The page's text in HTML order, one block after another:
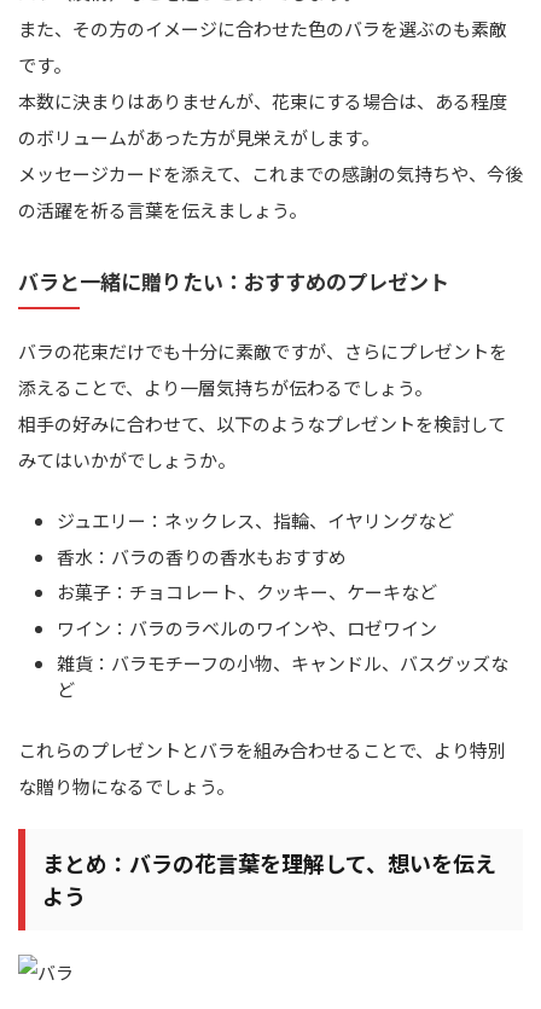
また、その方のイメージに合わせた色のバラを選ぶのも素敵
です。
本数に決まりはありませんが、花束にする場合は、ある程度
のボリュームがあった方が見栄えがします。
メッセージカードを添えて、これまでの感謝の気持ちや、今後
の活躍を祈る言葉を伝えましょう。
バラと一緒に贈りたい：おすすめのプレゼント
バラの花束だけでも十分に素敵ですが、さらにプレゼントを
添えることで、より一層気持ちが伝わるでしょう。
相手の好みに合わせて、以下のようなプレゼントを検討して
みてはいかがでしょうか。
ジュエリー：ネックレス、指輪、イヤリングなど
香水：バラの香りの香水もおすすめ
お菓子：チョコレート、クッキー、ケーキなど
ワイン：バラのラベルのワインや、ロゼワイン
雑貨：バラモチーフの小物、キャンドル、バスグッズな
ど
これらのプレゼントとバラを組み合わせることで、より特別
な贈り物になるでしょう。
まとめ：バラの花言葉を理解して、想いを伝え
よう